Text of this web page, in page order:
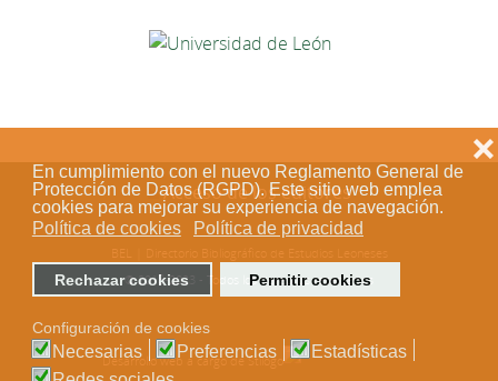
En cumplimiento con el nuevo Reglamento General de
Protección de Datos (RGPD). Este sitio web emplea
cookies para mejorar su experiencia de navegación.
Política de cookies
Política de privacidad
Rechazar cookies Permitir cookies
❌
Configuración de cookies
Necesarias Preferencias
Estadísticas
Acceso de los editores
© 2018-2023 - Todos los derechos reservados
Desarrollo web a cargo de Stílogo